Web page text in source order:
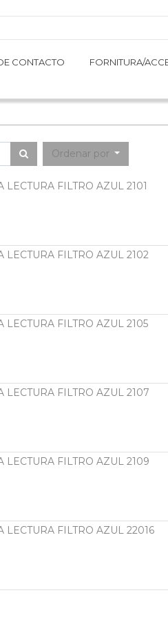
CONTACTO FORNITURA/
CONTACTO FORNITURA/
Ordenar por
LECTURA FILTRO AZUL 2101
LECTURA FILTRO AZUL 2102
LECTURA FILTRO AZUL 2105
LECTURA FILTRO AZUL 2107
LECTURA FILTRO AZUL 2109
LECTURA FILTRO AZUL 22016